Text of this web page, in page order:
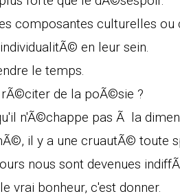
composantes culturelles ou
en leur sein.
le temps.
de la poÃ©sie ?
n'Ã©chappe pas Ã la
il y a une cruautÃ© toute
nous sont devenues
vrai bonheur, c'est donner.